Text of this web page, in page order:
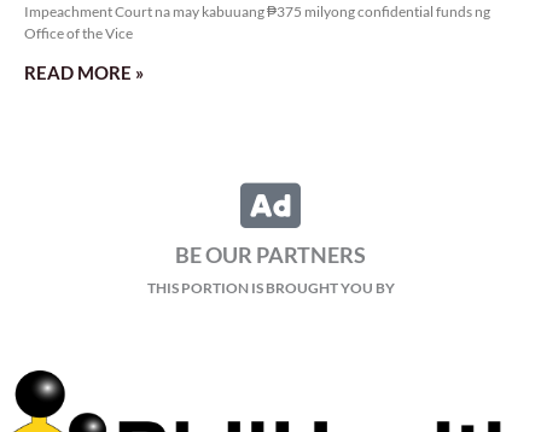
Impeachment Court na may kabuuang ₱375 milyong confidential funds ng
Office of the Vice
READ MORE »
BE OUR PARTNERS
THIS PORTION IS BROUGHT YOU BY